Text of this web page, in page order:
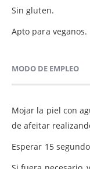
Sin gluten.
Apto para veganos.
MODO DE EMPLEO
Mojar la piel con
de afeitar
Esperar 15